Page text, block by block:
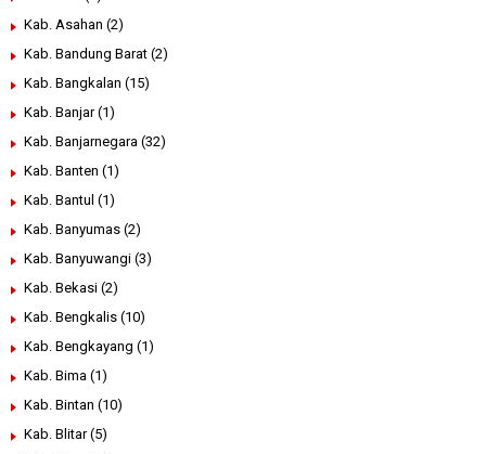
Kab. Asahan (2)
Kab. Bandung Barat (2)
Kab. Bangkalan (15)
Kab. Banjar (1)
Kab. Banjarnegara (32)
Kab. Banten (1)
Kab. Bantul (1)
Kab. Banyumas (2)
Kab. Banyuwangi (3)
Kab. Bekasi (2)
Kab. Bengkalis (10)
Kab. Bengkayang (1)
Kab. Bima (1)
Kab. Bintan (10)
Kab. Blitar (5)